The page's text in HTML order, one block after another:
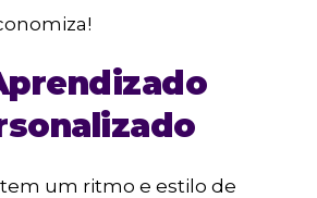
tem um ritmo e estilo de